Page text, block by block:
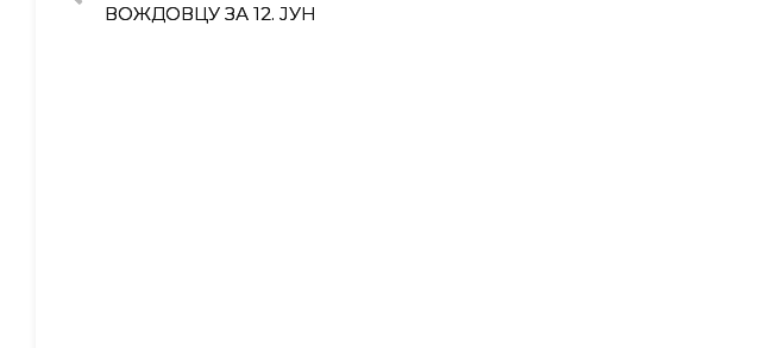
ВОЖДОВЦУ ЗА 12. ЈУН